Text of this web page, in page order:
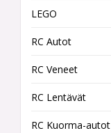
LEGO
RC Autot
RC Veneet
RC Lentävät
RC Kuorma-autot